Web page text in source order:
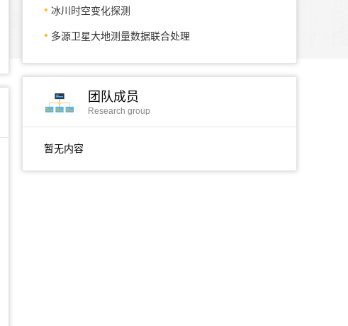
冰川时空变化探测
多源卫星大地测量数据联合处理
团队成员
Research group
暂无内容